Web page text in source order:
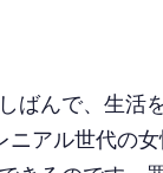
ばんで、生活
アル世代の